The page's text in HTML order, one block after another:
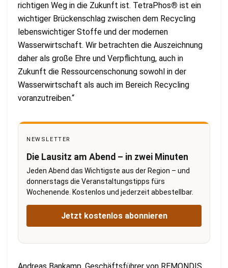
richtigen Weg in die Zukunft ist. TetraPhos® ist ein
wichtiger Brückenschlag zwischen dem Recycling
lebenswichtiger Stoffe und der modernen
Wasserwirtschaft. Wir betrachten die Auszeichnung
daher als große Ehre und Verpflichtung, auch in
Zukunft die Ressourcenschonung sowohl in der
Wasserwirtschaft als auch im Bereich Recycling
voranzutreiben.“
NEWSLETTER
Die Lausitz am Abend – in zwei Minuten
Jeden Abend das Wichtigste aus der Region – und
donnerstags die Veranstaltungstipps fürs
Wochenende. Kostenlos und jederzeit abbestellbar.
Jetzt kostenlos abonnieren